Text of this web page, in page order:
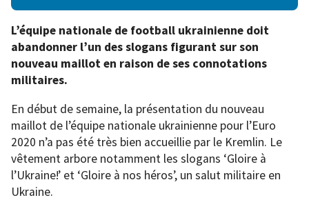
L’équipe nationale de football ukrainienne doit
abandonner l’un des slogans figurant sur son
nouveau maillot en raison de ses connotations
militaires.
En début de semaine, la présentation du nouveau
maillot de l’équipe nationale ukrainienne pour l’Euro
2020 n’a pas été très bien accueillie par le Kremlin. Le
vêtement arbore notamment les slogans ‘Gloire à
l’Ukraine!’ et ‘Gloire à nos héros’, un salut militaire en
Ukraine.